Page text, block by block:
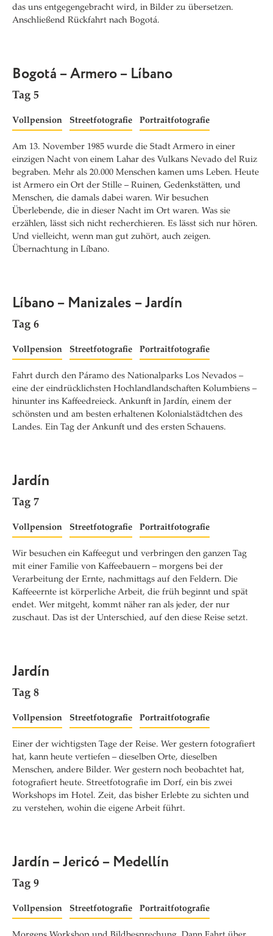
das uns entgegengebracht wird, in Bilder zu übersetzen.
Anschließend Rückfahrt nach Bogotá.
Bogotá – Armero – Líbano
Tag 5
Vollpension Streetfotografie Portraitfotografie
Am 13. November 1985 wurde die Stadt Armero in einer
einzigen Nacht von einem Lahar des Vulkans Nevado del Ruiz
begraben. Mehr als 20.000 Menschen kamen ums Leben. Heute
ist Armero ein Ort der Stille – Ruinen, Gedenkstätten, und
Menschen, die damals dabei waren. Wir besuchen
Überlebende, die in dieser Nacht im Ort waren. Was sie
erzählen, lässt sich nicht recherchieren. Es lässt sich nur hören.
Und vielleicht, wenn man gut zuhört, auch zeigen.
Übernachtung in Líbano.
Líbano – Manizales – Jardín
Tag 6
Vollpension Streetfotografie Portraitfotografie
Fahrt durch den Páramo des Nationalparks Los Nevados –
eine der eindrücklichsten Hochlandlandschaften Kolumbiens –
hinunter ins Kaffeedreieck. Ankunft in Jardín, einem der
schönsten und am besten erhaltenen Kolonialstädtchen des
Landes. Ein Tag der Ankunft und des ersten Schauens.
Jardín
Tag 7
Vollpension Streetfotografie Portraitfotografie
Wir besuchen ein Kaffeegut und verbringen den ganzen Tag
mit einer Familie von Kaffeebauern – morgens bei der
Verarbeitung der Ernte, nachmittags auf den Feldern. Die
Kaffeeernte ist körperliche Arbeit, die früh beginnt und spät
endet. Wer mitgeht, kommt näher ran als jeder, der nur
zuschaut. Das ist der Unterschied, auf den diese Reise setzt.
Jardín
Tag 8
Vollpension Streetfotografie Portraitfotografie
Einer der wichtigsten Tage der Reise. Wer gestern fotografiert
hat, kann heute vertiefen – dieselben Orte, dieselben
Menschen, andere Bilder. Wer gestern noch beobachtet hat,
fotografiert heute. Streetfotografie im Dorf, ein bis zwei
Workshops im Hotel. Zeit, das bisher Erlebte zu sichten und
zu verstehen, wohin die eigene Arbeit führt.
Jardín – Jericó – Medellín
Tag 9
Vollpension Streetfotografie Portraitfotografie